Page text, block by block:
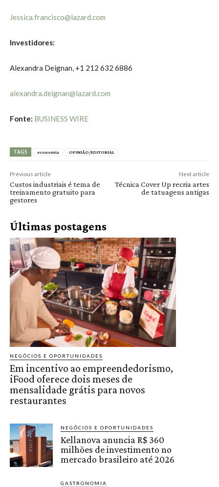
Jessica.francisco@lazard.com
Investidores:
Alexandra Deignan, +1 212 632 6886
alexandra.deignan@lazard.com
Fonte: BUSINESS WIRE
TAGS economia OPINIÃO/EDITORIAL
Previous article
Custos industriais é tema de
treinamento gratuito para
gestores
Next article
Técnica Cover Up recria artes
de tatuagens antigas
Últimas postagens
NEGÓCIOS E OPORTUNIDADES
Em incentivo ao empreendedorismo,
iFood oferece dois meses de
mensalidade grátis para novos
restaurantes
NEGÓCIOS E OPORTUNIDADES
Kellanova anuncia R$ 360
milhões de investimento no
mercado brasileiro até 2026
GASTRONOMIA